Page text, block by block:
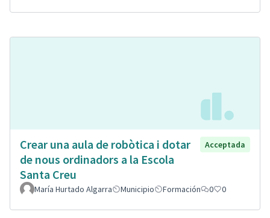
Crear una aula de robòtica i dotar
de nous ordinadors a la Escola
Santa Creu
Acceptada
María Hurtado Algarra Municipio Formación 0 0